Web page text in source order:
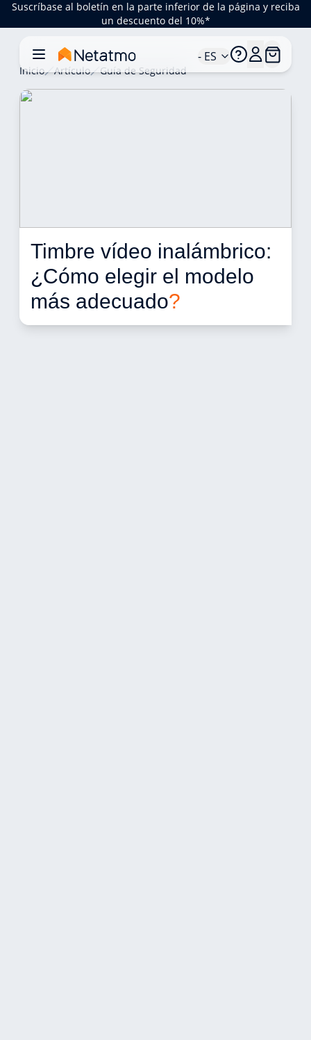
Suscríbase al boletín en la parte inferior de la página y reciba
un descuento del 10%*
- ES
Inicio Artículo Guía de Seguridad
Timbre vídeo inalámbrico:
¿Cómo elegir el modelo
más adecuado?